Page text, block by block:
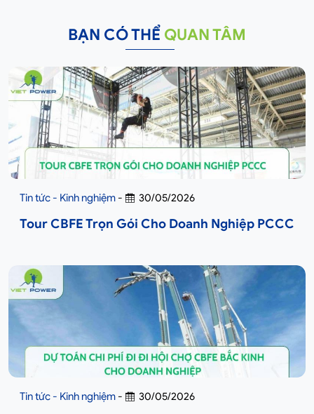
BẠN CÓ THỂ QUAN TÂM
Tin tức - Kinh nghiệm - 30/05/2026
Tour CBFE Trọn Gói Cho Doanh Nghiệp PCCC
Tin tức - Kinh nghiệm - 30/05/2026